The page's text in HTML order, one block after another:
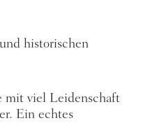
historischen
mit viel Leidenschaft
Ein echtes